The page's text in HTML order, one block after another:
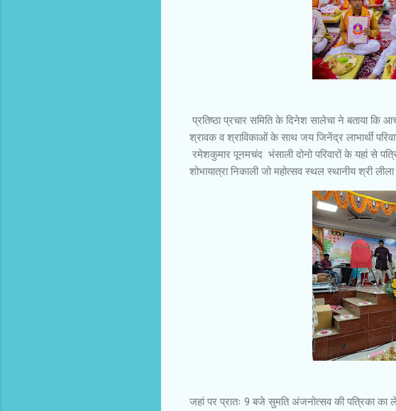
प्रतिष्ठा प्रचार समिति के दिनेश सालेचा ने बताया
श्रावक व श्राविकाओं के साथ जय जिनेंद्र लाभार्थी
रमेशकुमार पूनमचंद भंसाली दोनो परिवारों के यहां से
शोभायात्रा निकाली जो महोत्सव स्थल स्थानीय श्री
जहां पर प्रातः 9 बजे सुमति अंजनोत्सव की पत्रिका का